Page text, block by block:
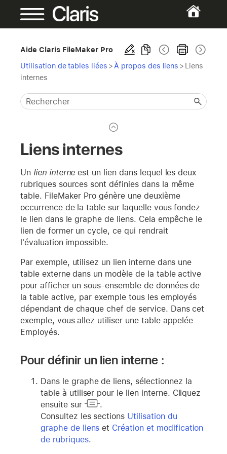
Aide Claris FileMaker Pro
Utilisation de tables liées > À propos des liens > Liens
internes
Liens internes
Un lien interne est un lien dans lequel les deux
rubriques sources sont définies dans la même
table. FileMaker Pro génère une deuxième
occurrence de la table sur laquelle vous fondez
le lien dans le graphe de liens. Cela empêche le
lien de former un cycle, ce qui rendrait
l'évaluation impossible.
Par exemple, utilisez un lien interne dans une
table externe dans un modèle de la table active
pour afficher un sous-ensemble de données de
la table active, par exemple tous les employés
dépendant de chaque chef de service. Dans cet
exemple, vous allez utiliser une table appelée
Employés.
Pour définir un lien interne :
Dans le graphe de liens, sélectionnez la
table à utiliser pour le lien interne. Cliquez
ensuite sur
.
Consultez les sections Utilisation du
graphe de liens et Création et modification
de rubriques.